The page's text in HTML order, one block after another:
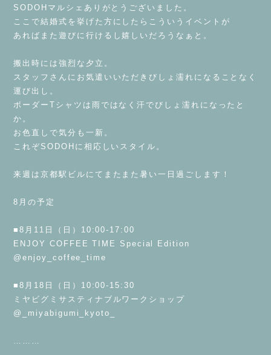
SODOHマルシェありがとうございました。
ここで結婚式を挙げた方にしたらこういうイベントが
あればまた遊びに行けるし嬉しいだろうなぁと。
搬出時には強烈な夕立。
スタッフさんにお気遣いいただきびしょ濡れになることなく
運び出し。
ボーダーTシャツは雨ではなく汗でびしょ濡れになったと
か。
お色直しで気分も一新。
これぞSODOHに相応しいスタイル。
来週は京都駅ビルにてまたまた暑い一日過ごします！
8月の予定
■8月11日（日）10:00-17:00
ENJOY COFFEE TIME Special Edition
@enjoy_coffee_time
■8月18日（日）10:00-15:30
ミヤビグミサスティナブルワークショップ
@_miyabigumi_kyoto_